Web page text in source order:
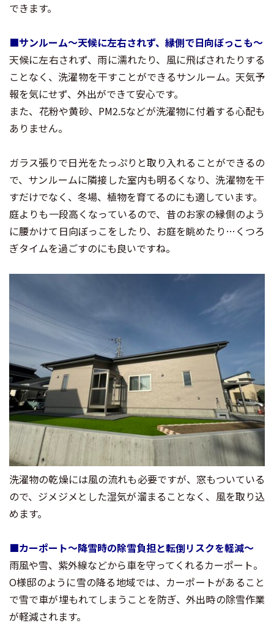
できます。
■サンルーム～天候に左右されず、縁側で日向ぼっこも～
天候に左右されず、雨に濡れたり、風に飛ばされたりする
ことなく、洗濯物を干すことができるサンルーム。天気予
報を気にせず、外出ができて安心です。
また、花粉や黄砂、PM2.5などが洗濯物に付着する心配も
ありません。
ガラス張りで日光をたっぷりと取り入れることができるの
で、サンルームに隣接した室内も明るくなり、洗濯物を干
すだけでなく、冬場、植物を育てるのにも適しています。
庭よりも一段高くなっているので、昔のお家の縁側のよう
に腰かけて日向ぼっこをしたり、お庭を眺めたり…くつろ
ぎタイムを過ごすのにも良いですね。
洗濯物の乾燥には風の流れも必要ですが、窓もついている
ので、ジメジメとした湿気が溜まることなく、風を取り込
めます。
■カーポート～降雪時の除雪負担と転倒リスクを軽減～
雨風や雪、紫外線などから車を守ってくれるカーポート。
O様邸のように雪の降る地域では、カーポートがあること
で雪で車が埋もれてしまうことを防ぎ、外出時の除雪作業
が軽減されます。